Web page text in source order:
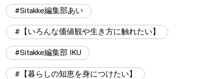
Sitakke編集部あい
【いろんな価値観や生き方に触れたい】
Sitakke編集部 IKU
【暮らしの知恵を身につけたい】